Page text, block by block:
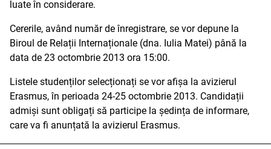
luate în considerare.
Cererile, având număr de înregistrare, se vor depune la
Biroul de Relații Internaționale (dna. Iulia Matei) până la
data de 23 octombrie 2013 ora 15:00.
Listele studenților selecționați se vor afișa la avizierul
Erasmus, în perioada 24-25 octombrie 2013. Candidații
admiși sunt obligați să participe la ședința de informare,
care va fi anunțată la avizierul Erasmus.